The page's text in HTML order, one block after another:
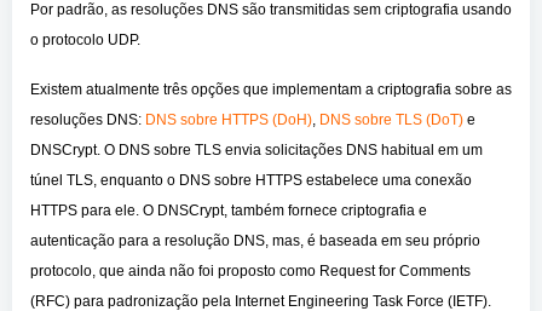
Por padrão, as resoluções DNS são transmitidas sem criptografia usando
o protocolo UDP.
Existem atualmente três opções que implementam a criptografia sobre as
resoluções DNS: DNS sobre HTTPS (DoH), DNS sobre TLS (DoT) e
DNSCrypt. O DNS sobre TLS envia solicitações DNS habitual em um
túnel TLS, enquanto o DNS sobre HTTPS estabelece uma conexão
HTTPS para ele. O DNSCrypt, também fornece criptografia e
autenticação para a resolução DNS, mas, é baseada em seu próprio
protocolo, que ainda não foi proposto como Request for Comments
(RFC) para padronização pela Internet Engineering Task Force (IETF).